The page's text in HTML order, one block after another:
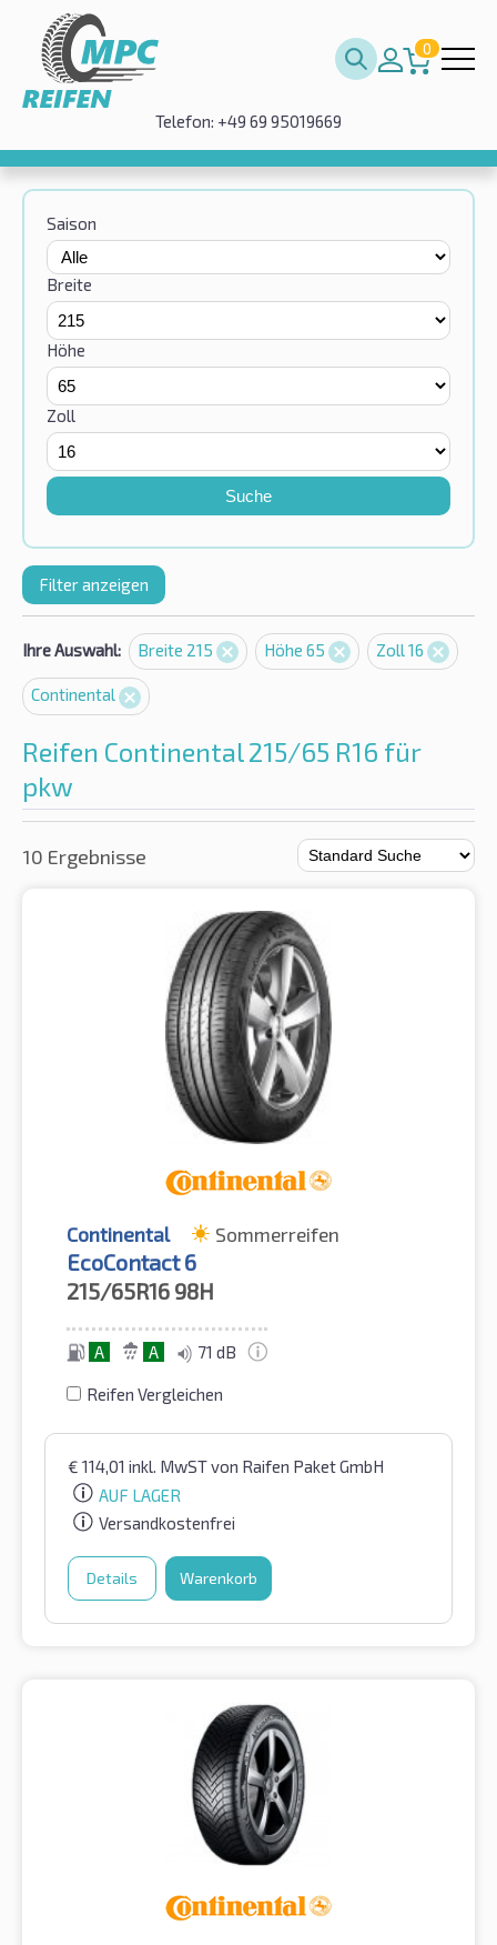
0
Telefon: +49 69 95019669
Saison
Breite
Höhe
Zoll
Suche
Filter anzeigen
Ihre Auswahl: Breite 215 Höhe 65 Zoll 16
Continental
Reifen Continental 215/65 R16 für
pkw
10 Ergebnisse
Continental Sommerreifen
EcoContact 6
215/65R16 98H
A A 71 dB
Reifen Vergleichen
€ 114,01 inkl. MwSTvon Raifen Paket GmbH
AUF LAGER
Versandkostenfrei
Details Warenkorb